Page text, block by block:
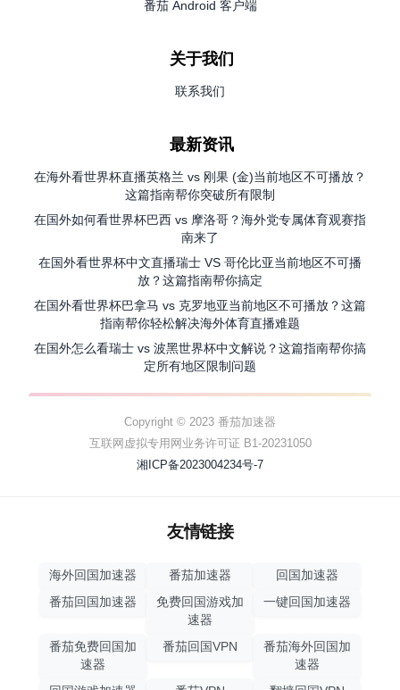
番茄 Android 客户端
关于我们
联系我们
最新资讯
在海外看世界杯直播英格兰 vs 刚果 (金)当前地区不可播放？
这篇指南帮你突破所有限制
在国外如何看世界杯巴西 vs 摩洛哥？海外党专属体育观赛指
南来了
在国外看世界杯中文直播瑞士 VS 哥伦比亚当前地区不可播
放？这篇指南帮你搞定
在国外看世界杯巴拿马 vs 克罗地亚当前地区不可播放？这篇
指南帮你轻松解决海外体育直播难题
在国外怎么看瑞士 vs 波黑世界杯中文解说？这篇指南帮你搞
定所有地区限制问题
Copyright © 2023 番茄加速器
互联网虚拟专用网业务许可证 B1-20231050
湘ICP备2023004234号-7
友情链接
海外回国加速器 番茄加速器
回国加速器
番茄回国加速器
免费回国游戏加
速器
一键回国加速器
番茄免费回国加
速器
番茄回国VPN
番茄海外回国加
速器